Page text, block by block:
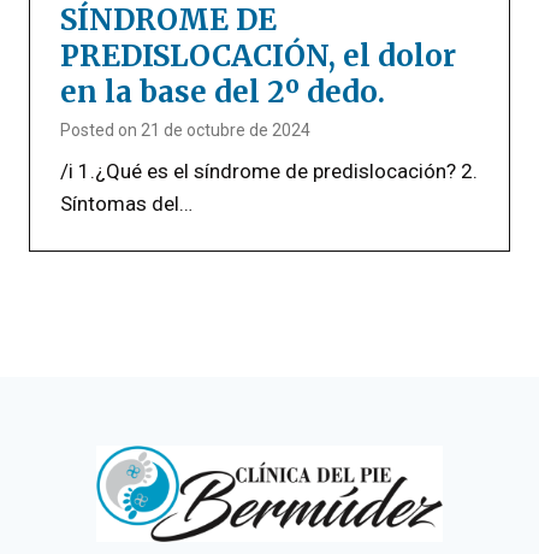
SÍNDROME DE
PREDISLOCACIÓN, el dolor
en la base del 2º dedo.
Posted on 21 de octubre de 2024
/i 1.¿Qué es el síndrome de predislocación? 2.
Síntomas del…